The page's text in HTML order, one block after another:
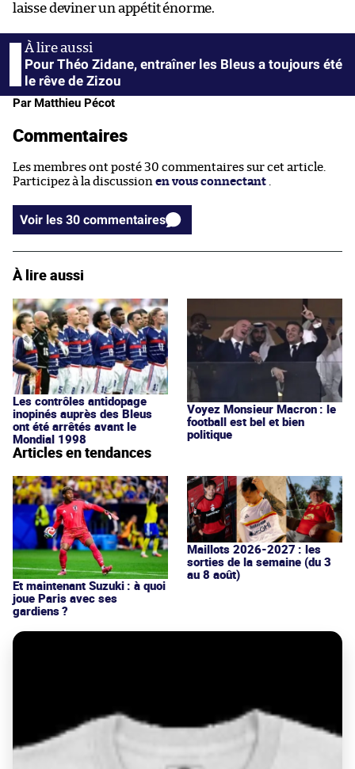
laisse deviner un appétit énorme.
Pour Théo Zidane, entraîner les Bleus a toujours été
le rêve de Zizou
Par Matthieu Pécot
Commentaires
Les membres ont posté 30 commentaires sur cet article.
Participez à la discussion en vous connectant
Voir les 30 commentaires
À lire aussi
Les contrôles antidopage
inopinés auprès des Bleus
ont été arrêtés avant le
Mondial 1998
Voyez Monsieur Macron : le
football est bel et bien
politique
Articles en tendances
Et maintenant Suzuki : à quoi
joue Paris avec ses
gardiens ?
Maillots 2026-2027 : les
sorties de la semaine (du 3
au 8 août)